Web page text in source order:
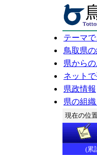
テーマ
鳥取県
県から
ネット
県政情報
県の組
現在の位
(累